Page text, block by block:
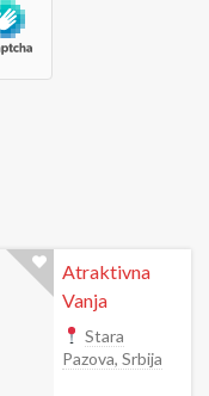
Atraktivna
Vanja
Stara
Pazova, Srbija